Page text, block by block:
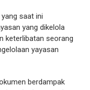
saat ini
yang dikelola
keterlibatan seorang
yayasan
berdampak